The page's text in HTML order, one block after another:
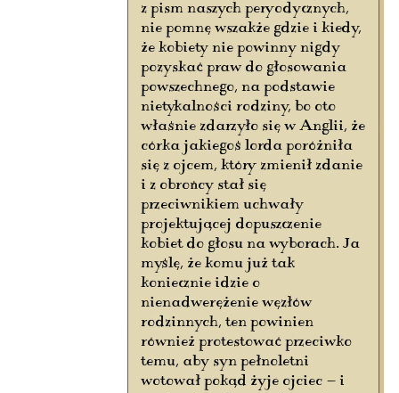
z pism naszych peryodycznych,
nie pomnę wszakże gdzie i kiedy,
że kobiety nie powinny nigdy
pozyskać praw do głosowania
powszechnego, na podstawie
nietykalności rodziny, bo oto
właśnie zdarzyło się w Anglii, że
córka jakiegoś lorda poróżniła
się z ojcem, który zmienił zdanie
i z obrońcy stał się
przeciwnikiem uchwały
projektującej dopuszczenie
kobiet do głosu na wyborach. Ja
myślę, że komu już tak
koniecznie idzie o
nienadwerężenie węzłów
rodzinnych, ten powinien
również protestować przeciwko
temu, aby syn pełnoletni
wotował pokąd żyje ojciec — i